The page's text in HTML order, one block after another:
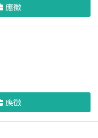
應徵
應徵